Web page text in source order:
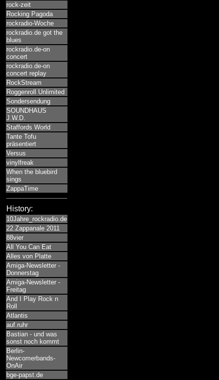
rock-zeit
Rocking Pagoda
rockradio-Woche
rockradio.de got the
blues
rockradio.de-on
concert
rockradio.de-on
concert replay
RockStream
Roggenroll Unlimited
Sondersendung
SOUNDHAUS
J.W.D.
Staffords World
Tante Tofu
präsentiert
Versus
vinylfreak
When the bluebird
sings
ZappaTime
History:
10Jahre_rockradio.de
22.Zappanale 2011
88vier
All You Can Eat
Alles von Platte
Amiga-Newsletter -
Donnerstag
Amiga-Newsletter -
Freitag
And I Play Rock n
Roll
Atlantis
auf.ruhr
Bastian - und was
sonst noch kommt
Berlin-
Newcomerbands-
OnAir
bge-papst.de